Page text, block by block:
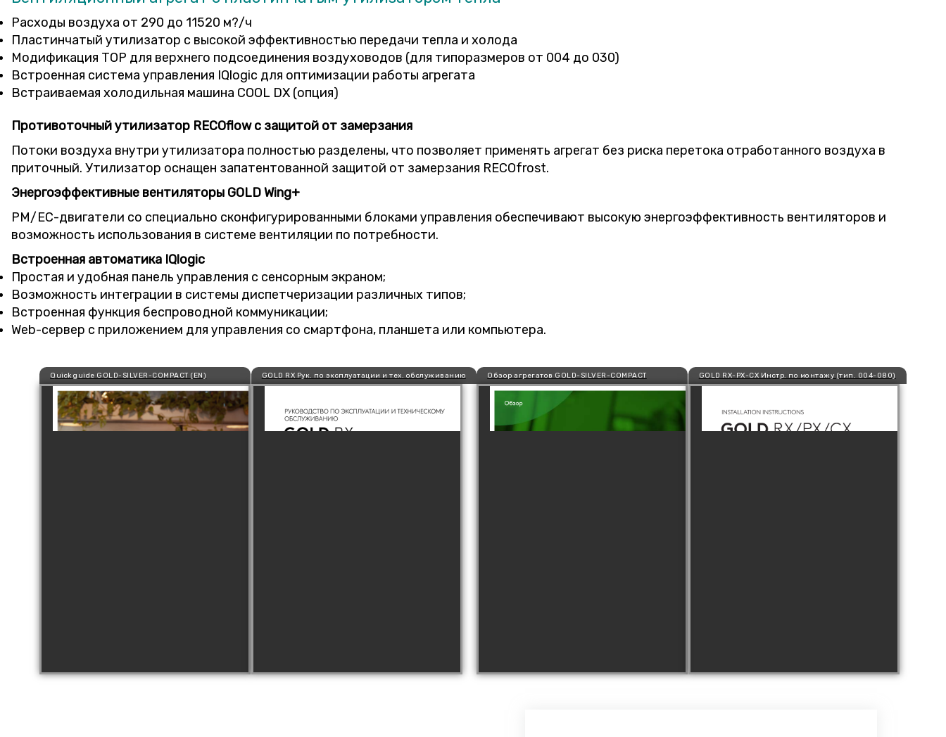
Расходы воздуха от 290 до 11520 м?/ч
Пластинчатый утилизатор с высокой эффективностью передачи тепла и холода
Модификация TOP для верхнего подсоединения воздуховодов (для типоразмеров от 004 до 030)
Встроенная система управления IQlogic для оптимизации работы агрегата
Встраиваемая холодильная машина COOL DX (опция)
Противоточный утилизатор RECOflow с защитой от замерзания
Потоки воздуха внутри утилизатора полностью разделены, что позволяет применять агрегат без риска перетока отработанного воздуха в
приточный. Утилизатор оснащен запатентованной защитой от замерзания RECOfrost.
Энергоэффективные вентиляторы GOLD Wing+
PM/EC-двигатели со специально сконфигурированными блоками управления обеспечивают высокую энергоэффективность вентиляторов и
возможность использования в системе вентиляции по потребности.
Встроенная автоматика IQlogic
Простая и удобная панель управления с сенсорным экраном;
Возможность интеграции в системы диспетчеризации различных типов;
Встроенная функция беспроводной коммуникации;
Web-сервер с приложением для управления со смартфона, планшета или компьютера.
Quick guide GOLD-SILVER-COMPACT (EN) GOLD RX Рук. по эксплуатации и тех. обслуживанию Обзор агрегатов GOLD-SILVER-COMPACT GOLD RX-PX-CX Инстр. по монтажу (тип. 004-080)